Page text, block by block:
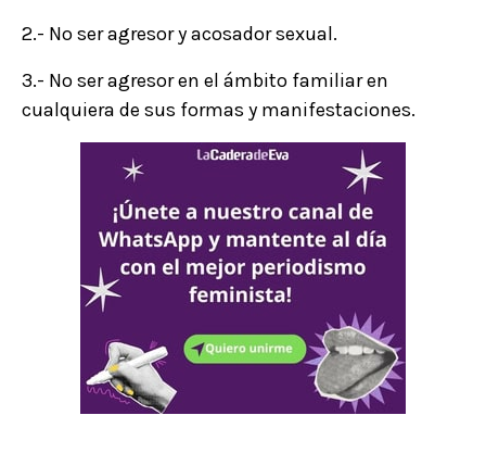
2.- No ser agresor y acosador sexual.
3.- No ser agresor en el ámbito familiar en
cualquiera de sus formas y manifestaciones.